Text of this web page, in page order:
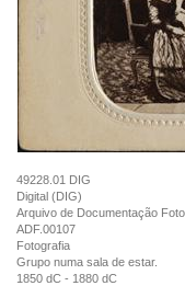
49228.01 DIG
Digital (DIG)
Arquivo de Documentação
ADF.00107
Fotografia
Grupo numa sala de estar.
1850 dC - 1880 dC